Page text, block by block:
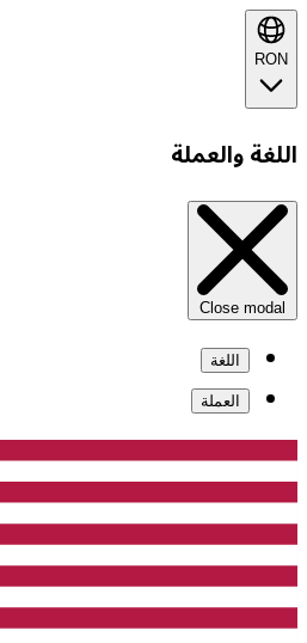
RON
اللغة والعملة
Close modal
اللغة
العملة